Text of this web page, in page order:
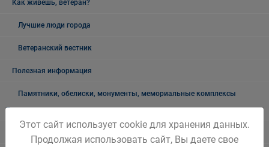
Как живёшь, ветеран?
Лучшие люди города
Ветеранский вестник
Полезная информация
Памятники, обелиски, монументы, мемориальные комплексы
Беловского городского округа
Этот сайт использует cookie для хранения данных.
Продолжая использовать сайт, Вы даете свое